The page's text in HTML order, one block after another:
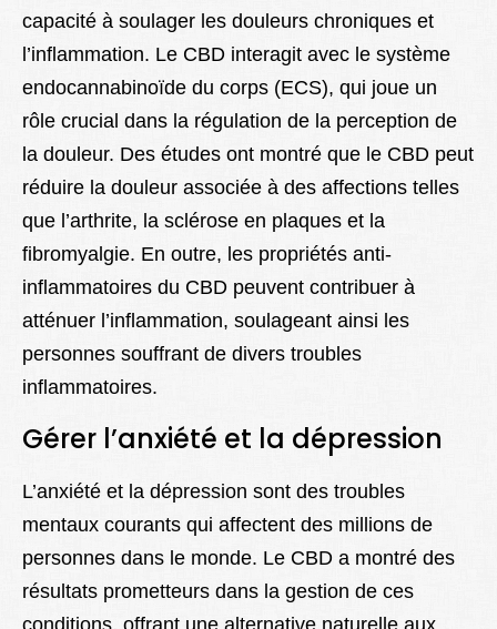
capacité à soulager les douleurs chroniques et
l’inflammation. Le CBD interagit avec le système
endocannabinoïde du corps (ECS), qui joue un
rôle crucial dans la régulation de la perception de
la douleur. Des études ont montré que le CBD peut
réduire la douleur associée à des affections telles
que l’arthrite, la sclérose en plaques et la
fibromyalgie. En outre, les propriétés anti-
inflammatoires du CBD peuvent contribuer à
atténuer l’inflammation, soulageant ainsi les
personnes souffrant de divers troubles
inflammatoires.
Gérer l’anxiété et la dépression
L’anxiété et la dépression sont des troubles
mentaux courants qui affectent des millions de
personnes dans le monde. Le CBD a montré des
résultats prometteurs dans la gestion de ces
conditions, offrant une alternative naturelle aux